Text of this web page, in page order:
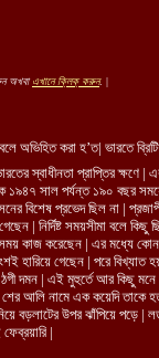
অখবাএখানে ক্লিক্ করুন. |
অভিহিত করা হ’ত| ভারতে
স্বাধীনতা প্রাপ্তির ক্ষণে
১৯৪৭ সাল পর্যন্ত ১৯০ বছর
বিশেষ প্রভেদ ছিল না |
| নির্দিষ্ট সময়সীমা বলে
কাজ করেছেন | এর মধ্যে
হারিয়ে গেছেন | পরে
দমন | এই মুহুর্তে আর কিছু
আলি নামে এক কয়েদি তাকে
বড়লাটের উপর ঝাঁপিয়ে পড়ে |
|